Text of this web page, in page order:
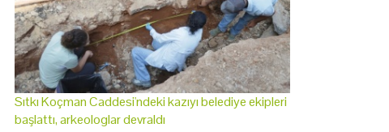
Sıtkı Koçman Caddesi'ndeki kazıyı belediye ekipleri
başlattı, arkeologlar devraldı